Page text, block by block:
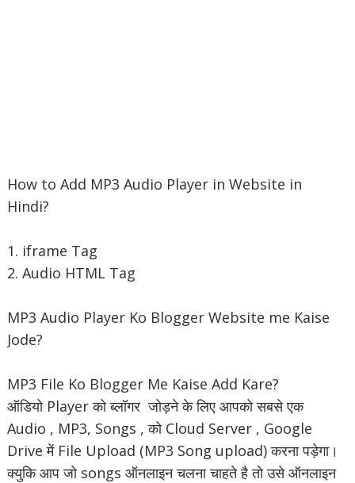
How to Add MP3 Audio Player in Website in
Hindi?
1. iframe Tag
2. Audio HTML Tag
MP3 Audio Player Ko Blogger Website me Kaise
Jode?
MP3 File Ko Blogger Me Kaise Add Kare?
ऑडियो Player को ब्लॉगर जोड़ने के लिए आपको सबसे एक
Audio , MP3, Songs , को Cloud Server , Google
Drive में File Upload (MP3 Song upload) करना पड़ेगा।
क्युकि आप जो songs ऑनलाइन चलना चाहते है तो उसे ऑनलाइन